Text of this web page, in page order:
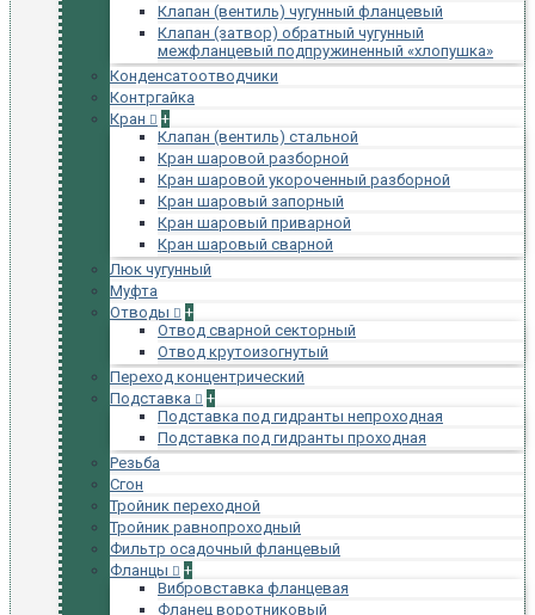
Клапан (вентиль) чугунный фланцевый
Клапан (затвор) обратный чугунный
межфланцевый подпружиненный «хлопушка»
Конденсатоотводчики
Контргайка
Кран
+
Клапан (вентиль) стальной
Кран шаровой разборной
Кран шаровой укороченный разборной
Кран шаровый запорный
Кран шаровый приварной
Кран шаровый сварной
Люк чугунный
Муфта
Отводы
+
Отвод сварной секторный
Отвод крутоизогнутый
Переход концентрический
Подставка
+
Подставка под гидранты непроходная
Подставка под гидранты проходная
Резьба
Сгон
Тройник переходной
Тройник равнопроходный
Фильтр осадочный фланцевый
Фланцы
+
Вибровставка фланцевая
Фланец воротниковый